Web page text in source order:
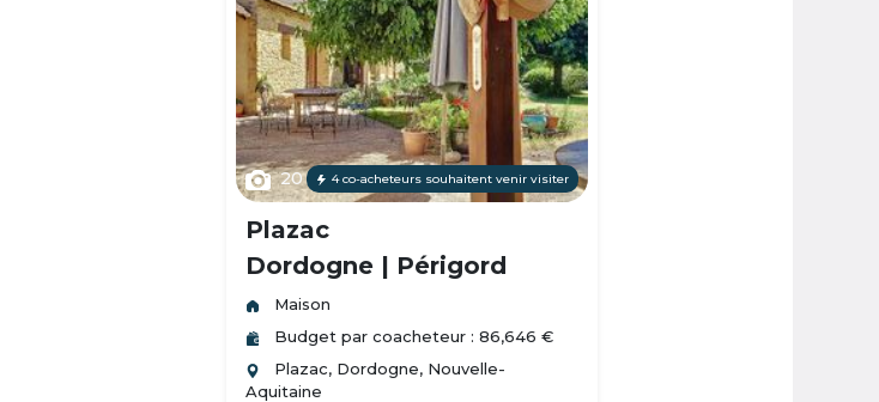
20 4 co-acheteurs souhaitent venir visiter
Plazac
Dordogne | Périgord
Maison
Budget par coacheteur : 86,646 €
Plazac, Dordogne, Nouvelle-
Aquitaine